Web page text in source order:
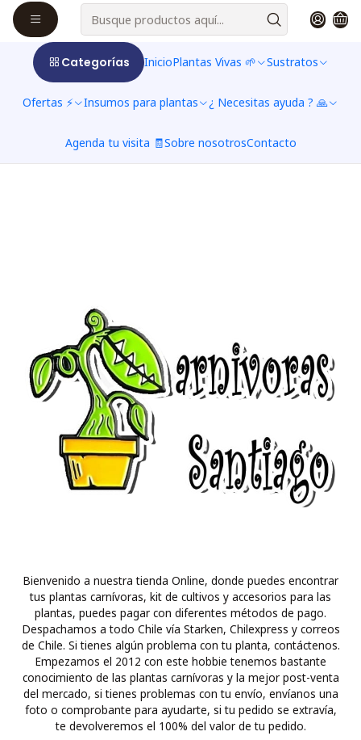
Categorías InicioPlantas Vivas 🌱 Sustratos
Ofertas ⚡ Insumos para plantas ¿ Necesitas ayuda ? 🙏
Agenda tu visita 🧾Sobre nosotrosContacto
Ainda não há produtos disponíveis
Você pode tentar procurar outras categorias
ou usar a barra de pesquisa para encontrar
Bienvenido a nuestra tienda Online, donde puedes encontrar
tus plantas carnívoras, kit de cultivos y accesorios para las
plantas, puedes pagar con diferentes métodos de pago.
Despachamos a todo Chile vía Starken, Chilexpress y correos
de Chile. Si tienes algún problema con tu planta, contáctenos.
Empezamos el 2012 con este hobbie tenemos bastante
conocimiento de las plantas carnívoras y la mejor post-venta
del mercado, si tienes problemas con tu envío, envíanos una
foto o comprobante para ayudarte, si tu pedido se extravía,
te devolveremos el 100% del valor de tu pedido.